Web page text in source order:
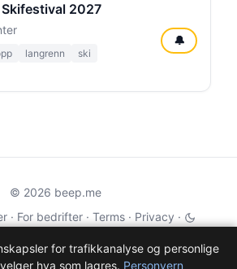
2027
langrenn
ski
🔔
© 2026 beep.me
· For bedrifter · Terms · Privacy ·
·Wikidata·OMDb
for trafikkanalyse og personlige
hva som lagres. Personvern